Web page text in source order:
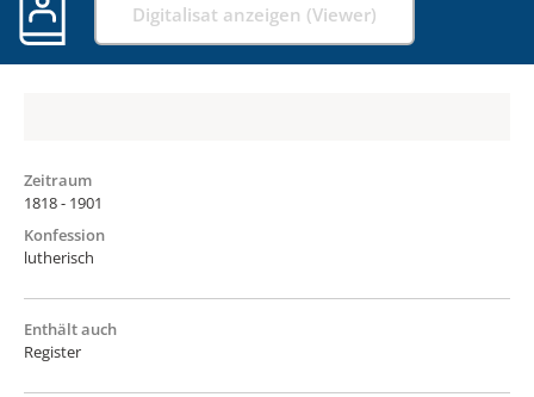
Digitalisat anzeigen (Viewer)
Zeitraum
1818 - 1901
Konfession
lutherisch
Enthält auch
Register